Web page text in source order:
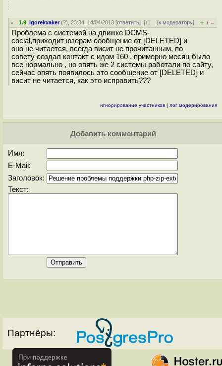
1.9 ,Igorekxaker(?), 23:34, 14/04/2013 [ответить][↑] [к модератору] + / –
Проблема с системой на движке DCMS-
cocial,приходит юзерам сообщение от [DELETED] и
оно не читается, всегда висит не прочитанным, по
совету создал контакт с идом 160 , примерно месяц было
все нормально , но опять же 2 системы работали по сайту,
сейчас опять появилось это сообщение от [DELETED] и
висит не читается, как это исправить???
игнорирование участников | лог модерирования
Добавить комментарий
Имя:
E-Mail:
Заголовок:
Текст:
Партнёры: